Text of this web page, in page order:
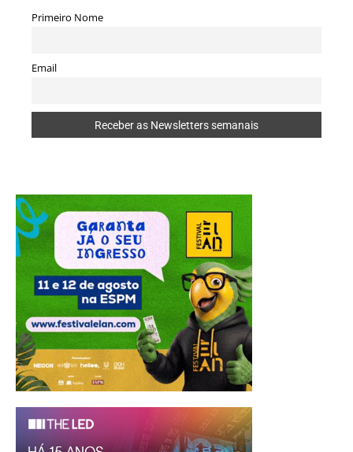
Primeiro Nome
Email